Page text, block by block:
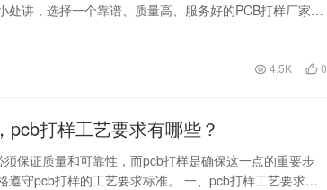
处讲，选择一个靠谱、质量高、服务好的PCB打样厂家却
4.5K 0
pcb打样工艺要求有哪些？
保证质量和可靠性，而pcb打样是确保这一点的重要步
遵守pcb打样的工艺要求标准。 一、pcb打样工艺要求标